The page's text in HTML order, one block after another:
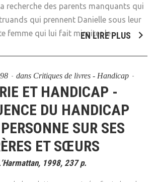
recherche des parents manquants qui
qui prennent Danielle sous leur
femme qui lui fait miroiter le
EN LIRE PLUS
dans Critiques de livres - Handicap
ET HANDICAP -
DU HANDICAP
SUR SES
ET SŒURS
1998, 237 p.